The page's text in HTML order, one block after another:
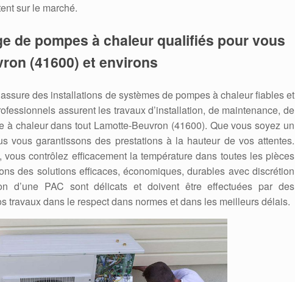
sur le marché.
de pompes à chaleur qualifiés pour vous
(41600) et environs
des installations de systèmes de pompes à chaleur fiables et
assurent les travaux d’installation, de maintenance, de
à chaleur dans tout Lamotte-Beuvron (41600). Que vous soyez un
vous garantissons des prestations à la hauteur de vos attentes.
contrôlez efficacement la température dans toutes les pièces
des solutions efficaces, économiques, durables avec discrétion
d’une PAC sont délicats et doivent être effectuées par des
travaux dans le respect dans normes et dans les meilleurs délais.